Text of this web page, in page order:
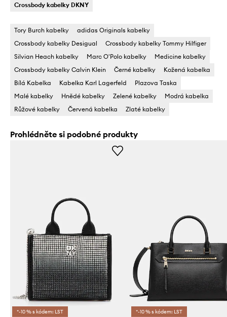
Crossbody kabelky DKNY
Tory Burch kabelky
adidas Originals kabelky
Crossbody kabelky Desigual
Crossbody kabelky Tommy Hilfiger
Silvian Heach kabelky
Marc O'Polo kabelky
Medicine kabelky
Crossbody kabelky Calvin Klein
Černé kabelky
Kožená kabelka
Bílá Kabelka
Kabelka Karl Lagerfeld
Plazova Taska
Malé kabelky
Hnědé kabelky Zelené kabelky
Modrá kabelka
Růžové kabelky
Červená kabelka Zlaté kabelky
Prohlédněte si podobné produkty
*-10 % s kódem: LST *-10 % s kódem: LST